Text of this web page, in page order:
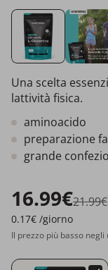
Una scelta
lattività fisica.
aminoacido
preparazione
grande
16.99€21.99€
0.17€ /giorno
Il prezzo più basso